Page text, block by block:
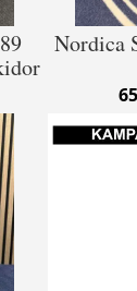
Nordica